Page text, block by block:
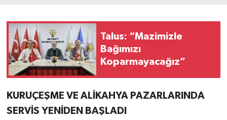
Talus: “Mazimizle
Bağımızı
Koparmayacağız”
KURUÇEŞME VE ALİKAHYA PAZARLARINDA
SERVİS YENİDEN BAŞLADI